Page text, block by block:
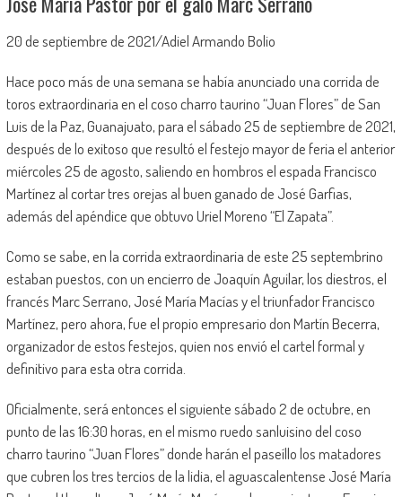
20 de septiembre de 2021/Adiel Armando Bolio
Hace poco más de una semana se había anunciado una corrida de
toros extraordinaria en el coso charro taurino “Juan Flores” de San
Luis de la Paz, Guanajuato, para el sábado 25 de septiembre de 2021,
después de lo exitoso que resultó el festejo mayor de feria el anterior
miércoles 25 de agosto, saliendo en hombros el espada Francisco
Martínez al cortar tres orejas al buen ganado de José Garfias,
además del apéndice que obtuvo Uriel Moreno “El Zapata”.
Como se sabe, en la corrida extraordinaria de este 25 septembrino
estaban puestos, con un encierro de Joaquín Aguilar, los diestros, el
francés Marc Serrano, José María Macías y el triunfador Francisco
Martínez, pero ahora, fue el propio empresario don Martín Becerra,
organizador de estos festejos, quien nos envió el cartel formal y
definitivo para esta otra corrida.
Oficialmente, será entonces el siguiente sábado 2 de octubre, en
punto de las 16:30 horas, en el mismo ruedo sanluisino del coso
charro taurino “Juan Flores” donde harán el paseíllo los matadores
que cubren los tres tercios de la lidia, el aguascalentense José María